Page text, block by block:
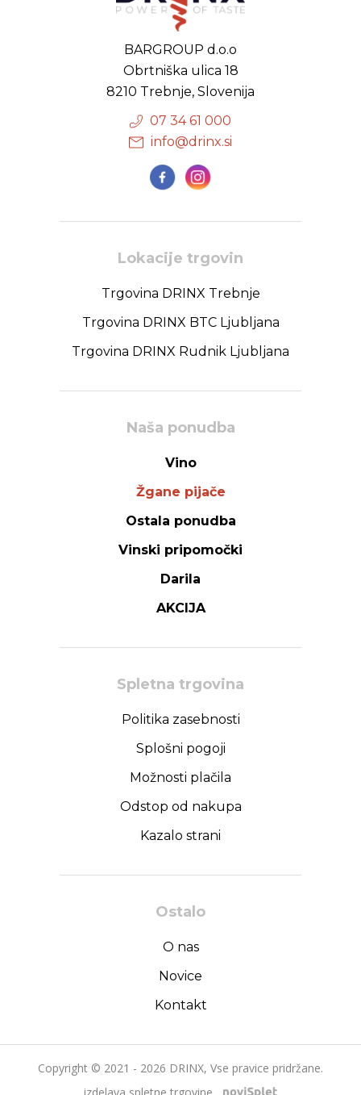
BARGROUP d.o.o
Obrtniška ulica 18
8210 Trebnje, Slovenija
07 34 61 000
info@drinx.si
Lokacije trgovin
Trgovina DRINX Trebnje
Trgovina DRINX BTC Ljubljana
Trgovina DRINX Rudnik Ljubljana
Naša ponudba
Vino
Žgane pijače
Ostala ponudba
Vinski pripomočki
Darila
AKCIJA
Spletna trgovina
Politika zasebnosti
Splošni pogoji
Možnosti plačila
Odstop od nakupa
Kazalo strani
Ostalo
O nas
Novice
Kontakt
Copyright © 2021 - 2026 DRINX, Vse pravice pridržane.
izdelava spletne trgovine